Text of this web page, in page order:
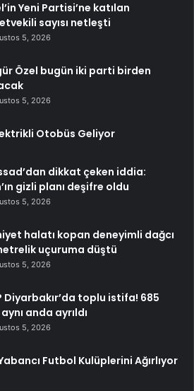
Yeni Partisi’ne katılan
sayısı netleşti
5, 2026
Özel bugün iki parti birden
5, 2026
Otobüs Geliyor
dikkat çeken iddia:
gizli planı deşifre oldu
5, 2026
halatı kopan deneyimli dağcı
uçuruma düştü
5, 2026
Diyarbakır’da toplu istifa! 685
anda ayrıldı
5, 2026
Futbol Kulüplerini Ağırlıyor